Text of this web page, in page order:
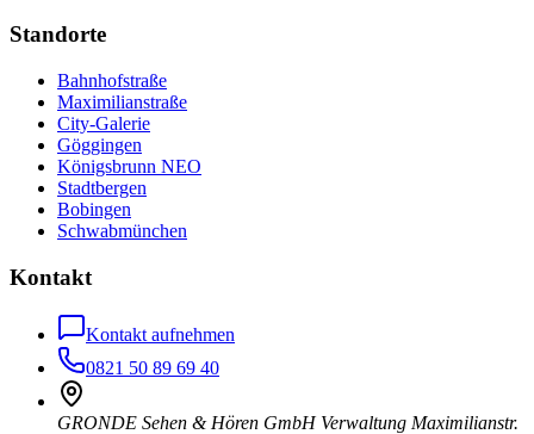
Standorte
Bahnhofstraße
Maximilianstraße
City-Galerie
Göggingen
Königsbrunn NEO
Stadtbergen
Bobingen
Schwabmünchen
Kontakt
Kontakt aufnehmen
0821 50 89 69 40
GRONDE Sehen & Hören GmbH Verwaltung Maximilianstr.